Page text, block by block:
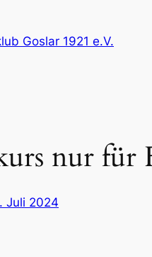
Goslar 1921 e.V.
nur für
Juli 2024